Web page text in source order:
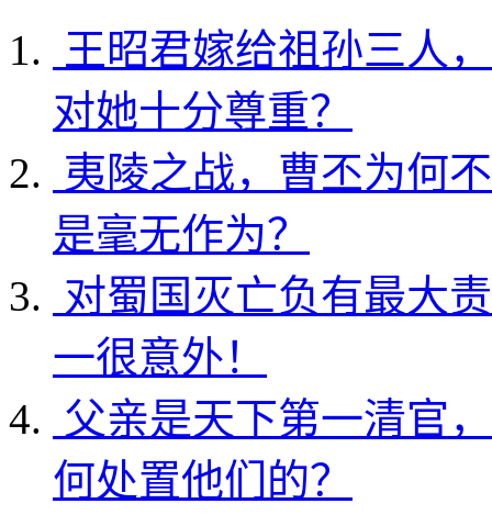
王昭君嫁给祖孙三人
对她十分尊重？
夷陵之战，曹丕为何
是毫无作为？
对蜀国灭亡负有最大
一很意外！
父亲是天下第一清官
何处置他们的？